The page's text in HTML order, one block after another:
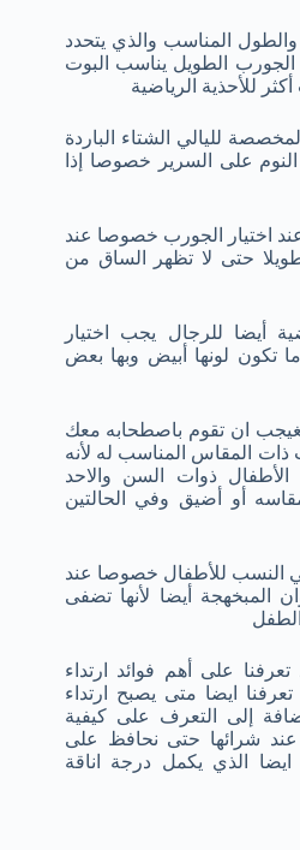
المناسب والذي يتحدد
الطويل يناسب البوت
للأحذية الرياضية
لليالي الشتاء الباردة
على السرير خصوصا إذا
اختيار الجورب خصوصا عند
حتى لا تظهر الساق من
أيضا للرجال يجب اختيار
تكون لونها أبيض وبها بعض
ان تقوم باصطحابه معك
ذات المقاس المناسب له لأنه
الأطفال ذوات السن والاحد
أو أضيق وفي الحالتين
النسب للأطفال خصوصا عند
المبخهجة أيضا لأنها تضفى
على أهم فوائد ارتداء
ايضا متى يصبح ارتداء
إلى التعرف على كيفية
شرائها حتى نحافظ على
الذي يكمل درجة اناقة